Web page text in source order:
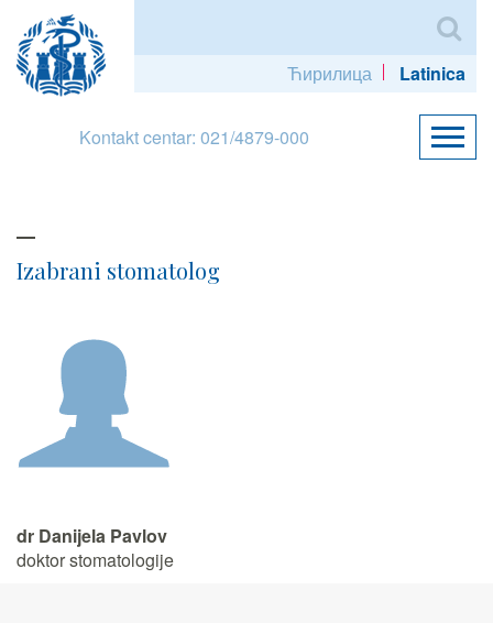
Ћирилица Latinica
Kontakt centar: 021/4879-000
Izabrani stomatolog
dr Danijela Pavlov
doktor stomatologije